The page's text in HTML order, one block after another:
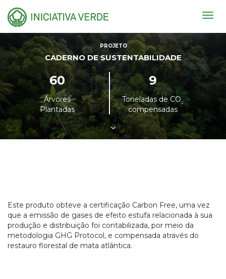
PROJETO
CADERNO DE SUSTENTABILIDADE
60
Árvores
Plantadas
9
Toneladas de CO²
compensadas
Este produto obteve a certificação Carbon Free, uma vez
que a emissão de gases de efeito estufa relacionada à sua
produção e distribuição foi contabilizada, por meio da
metodologia GHG Protocol, e compensada através do
restauro florestal de mata atlântica.